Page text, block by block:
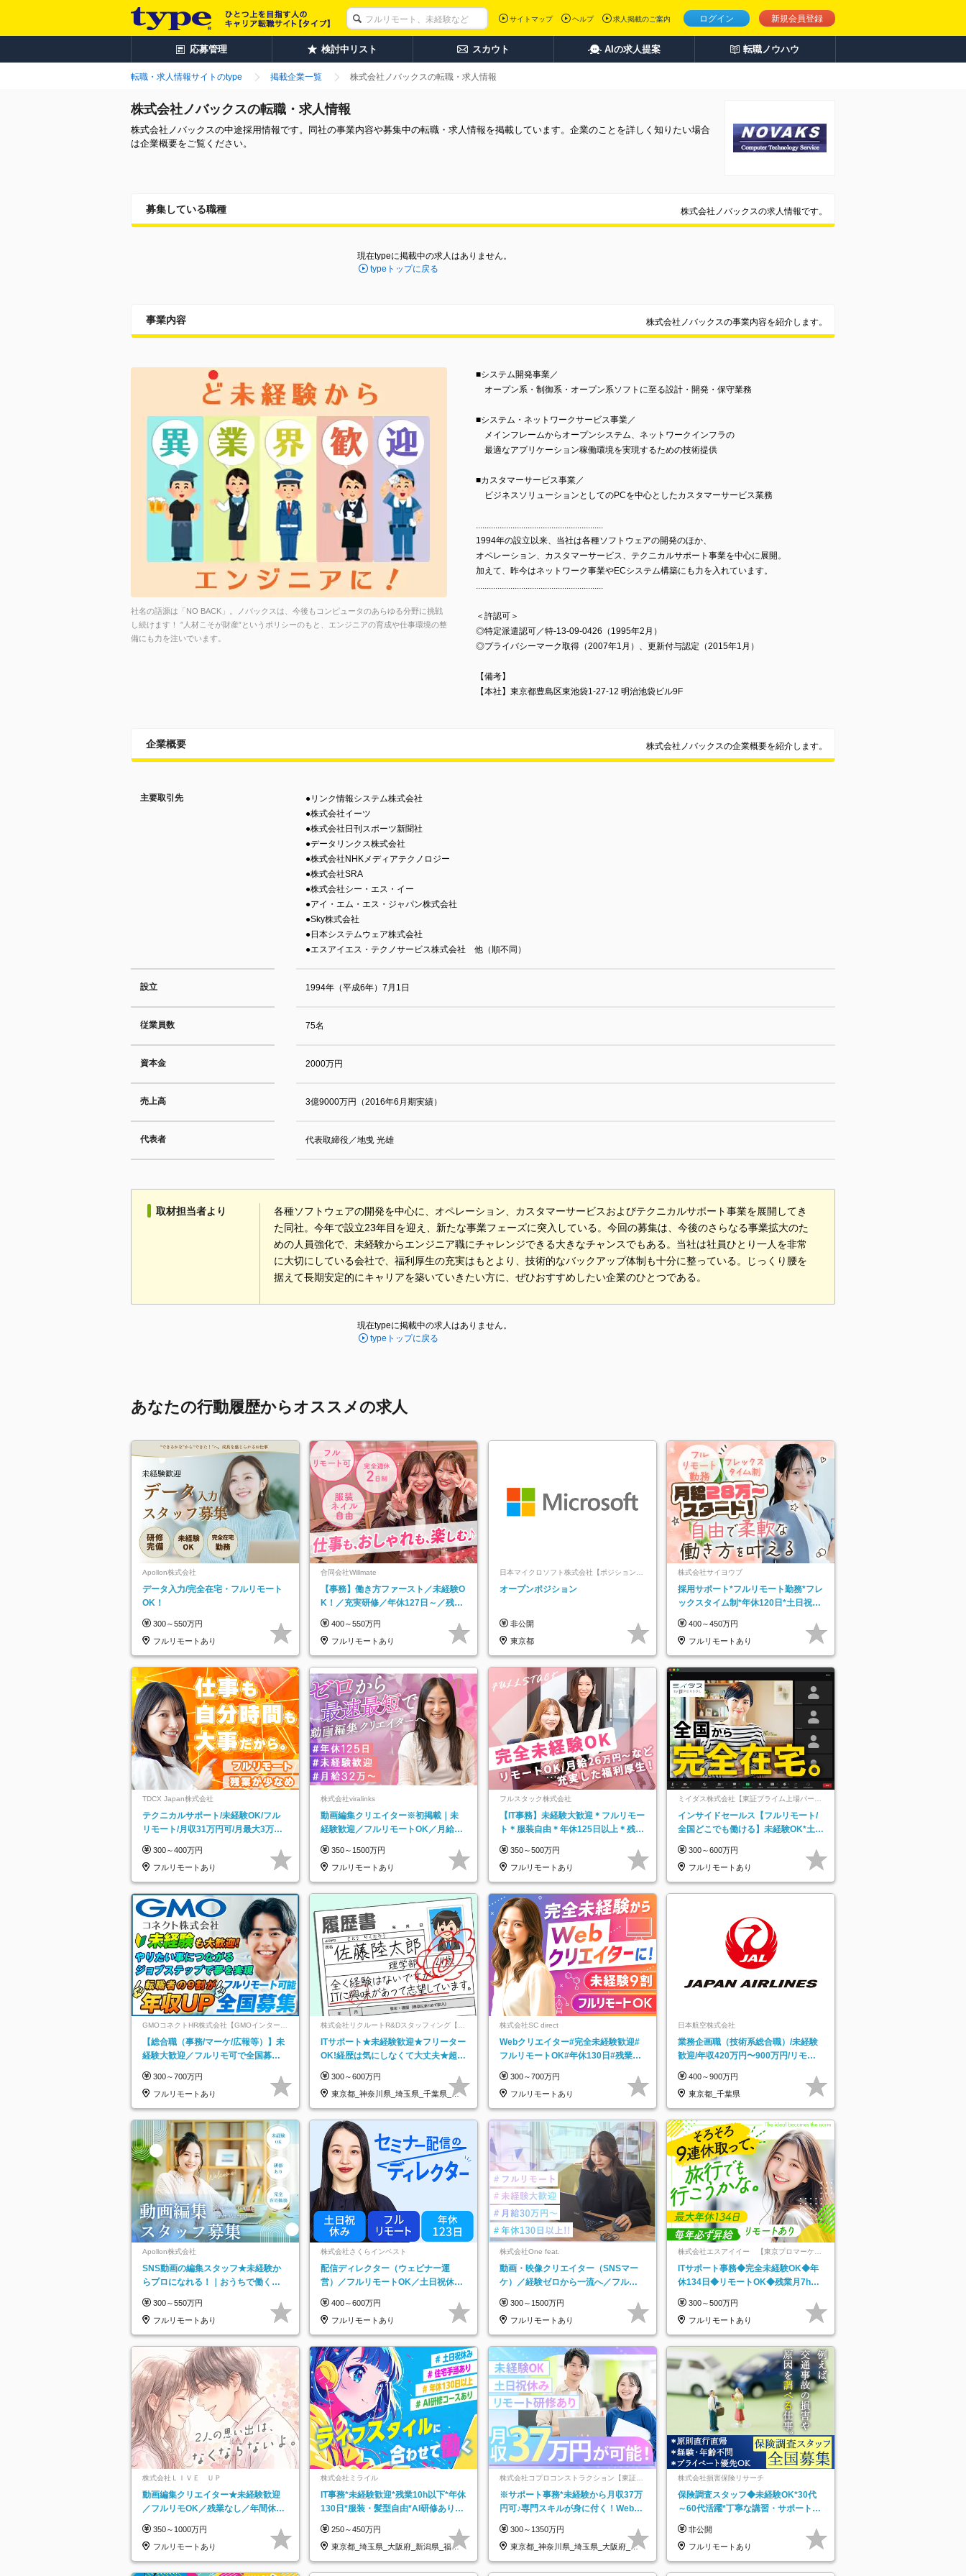
ログイン 新規会員登録
サイトマップ ヘルプ 求人掲載のご案内
応募管理 検討中リスト スカウト AIの求人提案 転職ノウハウ
転職・求人情報サイトのtype 掲載企業一覧 株式会社ノバックスの転職・求人情報
株式会社ノバックスの転職・求人情報
株式会社ノバックスの中途採用情報です。同社の事業内容や募集中の転職・求人情報を掲載しています。企業のことを詳しく知りたい場合
は企業概要をご覧ください。
募集している職種 株式会社ノバックスの求人情報です。
現在typeに掲載中の求人はありません。
typeトップに戻る
事業内容 株式会社ノバックスの事業内容を紹介します。
社名の語源は「NO BACK」。ノバックスは、今後もコンピュータのあらゆる分野に挑戦
し続けます！ ”人材こそが財産”というポリシーのもと、エンジニアの育成や仕事環境の整
備にも力を注いでいます。
■システム開発事業／
オープン系・制御系・オープン系ソフトに至る設計・開発・保守業務
■システム・ネットワークサービス事業／
メインフレームからオープンシステム、ネットワークインフラの
最適なアプリケーション稼働環境を実現するための技術提供
■カスタマーサービス事業／
ビジネスソリューションとしてのPCを中心としたカスタマーサービス業務
...........................................................
1994年の設立以来、当社は各種ソフトウェアの開発のほか、
オペレーション、カスタマーサービス、テクニカルサポート事業を中心に展開。
加えて、昨今はネットワーク事業やECシステム構築にも力を入れています。
...........................................................
＜許認可＞
◎特定派遣認可／特-13-09-0426（1995年2月）
◎プライバシーマーク取得（2007年1月）、更新付与認定（2015年1月）
【備考】
【本社】東京都豊島区東池袋1-27-12 明治池袋ビル9F
企業概要 株式会社ノバックスの企業概要を紹介します。
主要取引先
●リンク情報システム株式会社
●株式会社イーツ
●株式会社日刊スポーツ新聞社
●データリンクス株式会社
●株式会社NHKメディアテクノロジー
●株式会社SRA
●株式会社シー・エス・イー
●アイ・エム・エス・ジャパン株式会社
●Sky株式会社
●日本システムウェア株式会社
●エスアイエス・テクノサービス株式会社 他（順不同）
設立 1994年（平成6年）7月1日
従業員数 75名
資本金 2000万円
売上高 3億9000万円（2016年6月期実績）
代表者 代表取締役／地曵 光雄
取材担当者より
各種ソフトウェアの開発を中心に、オペレーション、カスタマーサービスおよびテクニカルサポート事業を展開してき
た同社。今年で設立23年目を迎え、新たな事業フェーズに突入している。今回の募集は、今後のさらなる事業拡大のた
めの人員強化で、未経験からエンジニア職にチャレンジできる大きなチャンスでもある。当社は社員ひとり一人を非常
に大切にしている会社で、福利厚生の充実はもとより、技術的なバックアップ体制も十分に整っている。じっくり腰を
据えて長期安定的にキャリアを築いていきたい方に、ぜひおすすめしたい企業のひとつである。
現在typeに掲載中の求人はありません。
typeトップに戻る
あなたの行動履歴からオススメの求人
Apollon株式会社
データ入力/完全在宅・フルリモート
OK！
300～550万円
フルリモートあり
合同会社Willmate
【事務】働き方ファースト／未経験O
K！／充実研修／年休127日～／残業
400～550万円
フルリモートあり
日本マイクロソフト株式会社【ポジションマ
ッチ登録】
オープンポジション
非公開
東京都
株式会社サイヨウブ
採用サポート*フルリモート勤務*フレ
ックスタイム制*年休120日*土日祝休
400～450万円
フルリモートあり
TDCX Japan株式会社
テクニカルサポート/未経験OK/フル
リモート/月収31万円可/月最大3万の
300～400万円
フルリモートあり
株式会社viralinks
動画編集クリエイター※初掲載｜未
経験歓迎／フルリモートOK／月給32
350～1500万円
フルリモートあり
フルスタック株式会社
【IT事務】未経験大歓迎＊フルリモー
ト＊服装自由＊年休125日以上＊残業
350～500万円
フルリモートあり
ミイダス株式会社【東証プライム上場パーソ
インサイドセールス【フルリモート/
全国どこでも働ける】未経験OK*土日
300～600万円
フルリモートあり
GMOコネクトHR株式会社【GMOインターネ
ットグループ】
【総合職（事務/マーケ/広報等）】未
経験大歓迎／フルリモ可で全国募
★
300～700万円
フルリモートあり
株式会社リクルートR&Dスタッフィング【リ
クルートグループ】
ITサポート★未経験歓迎★フリーター
OK!経歴は気にしなくて大丈夫★超大
300～600万円
東京都_神奈川県_埼玉県_千葉県_大
阪府…
株式会社SC direct
Webクリエイター#完全未経験歓迎#
フルリモートOK#年休130日#残業月
300～700万円
フルリモートあり
日本航空株式会社
業務企画職（技術系総合職）/未経験
歓迎/年収420万円〜900万円/リモー
400～900万円
東京都_千葉県
Apollon株式会社
SNS動画の編集スタッフ★未経験か
らプロになれる！｜おうちで働くフ
300～550万円
フルリモートあり
株式会社さくらインベスト
配信ディレクター（ウェビナー運
営）／フルリモートOK／土日祝休み
400～600万円
フルリモートあり
株式会社One feat.
動画・映像クリエイター（SNSマー
ケ）／経験ゼロから一流へ／フルリ
日以上
300～1500万円
フルリモートあり
株式会社エスアイイー 【東京プロマーケッ
ITサポート事務◆完全未経験OK◆年
休134日◆リモートOK◆残業月7h以
300～500万円
フルリモートあり
株式会社ＬＩＶＥ ＵＰ
動画編集クリエイター★未経験歓迎
／フルリモOK／残業なし／年間休日
実で安心
350～1000万円
フルリモートあり
株式会社ミライル
IT事務*未経験歓迎*残業10h以下*年休
130日*服装・髪型自由*AI研修あり*
250～450万円
東京都_埼玉県_大阪府_新潟県_福岡
県
株式会社コプロコンストラクション【東証プ
ライム上場コプロ・ホールディングス子会
社】
※サポート事務*未経験から月収37万
円可♪専門スキルが身に付く！Web面
300～1350万円
東京都_神奈川県_埼玉県_大阪府_愛
知県…
株式会社損害保険リサーチ
保険調査スタッフ◆未経験OK*30代
～60代活躍*丁寧な講習・サポートあ
託
非公開
フルリモートあり